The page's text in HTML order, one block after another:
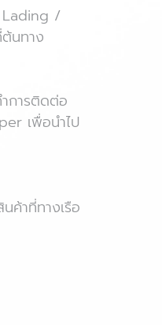
Lading /
นทาง
การติดต่อ
เพื่อนำไป
ค้าที่ทางเรือ